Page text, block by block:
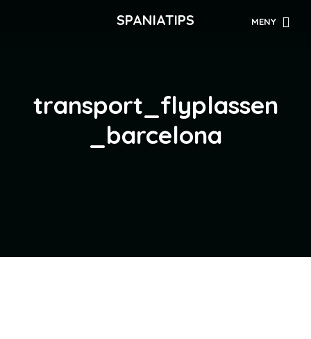
SPANIATIPS MENY
transport_flyplassen
_barcelona